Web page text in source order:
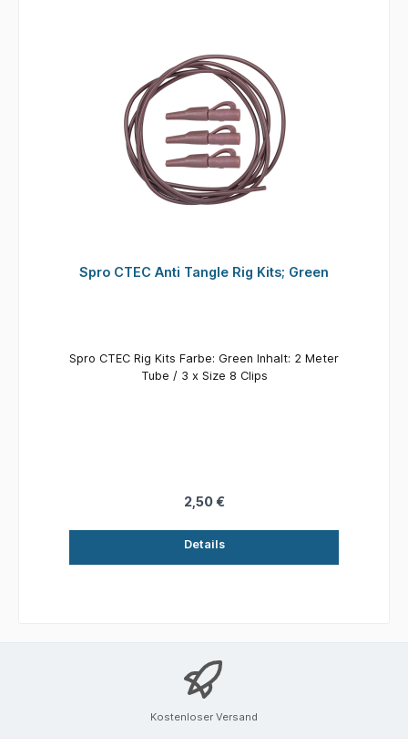
Spro CTEC Anti Tangle Rig Kits; Green
Spro CTEC Rig Kits Farbe: Green Inhalt: 2 Meter
Tube / 3 x Size 8 Clips
2,50 €
Details
Kostenloser Versand